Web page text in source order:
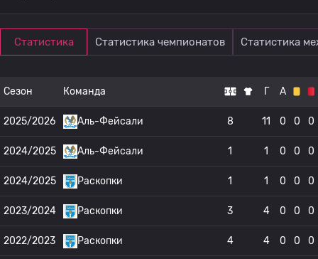
Статистика Статистика чемпионатов Статистика
Сезон Команда Г А
2025/2026 Аль-Фейсали 8 11 0 0 0
2024/2025 Аль-Фейсали 1 1 0 0 0
2024/2025 Раскопки 1 1 0 0 0
2023/2024 Раскопки 3 4 0 0 0
2022/2023 Раскопки 4 4 0 0 0